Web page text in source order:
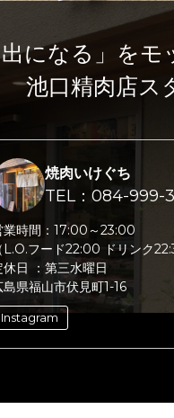
になる」をモ
池口精肉店ス
焼肉いけぐち
TEL：084-999-
時間： 17:00～23:00
L.O.フード22:00 ドリンク
休日 ： 第三水曜日
島県福山市伏見町1-16
Instagram